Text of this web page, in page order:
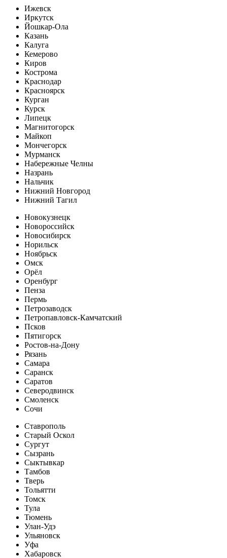
Ижевск
Иркутск
Йошкар-Ола
Казань
Калуга
Кемерово
Киров
Кострома
Краснодар
Красноярск
Курган
Курск
Липецк
Магнитогорск
Майкоп
Мончегорск
Мурманск
Набережные Челны
Назрань
Нальчик
Нижний Новгород
Нижний Тагил
Новокузнецк
Новороссийск
Новосибирск
Норильск
Ноябрьск
Омск
Орёл
Оренбург
Пенза
Пермь
Петрозаводск
Петропавловск-Камчатский
Псков
Пятигорск
Ростов-на-Дону
Рязань
Самара
Саранск
Саратов
Северодвинск
Смоленск
Сочи
Ставрополь
Старый Оскол
Сургут
Сызрань
Сыктывкар
Тамбов
Тверь
Тольятти
Томск
Тула
Тюмень
Улан-Удэ
Ульяновск
Уфа
Хабаровск